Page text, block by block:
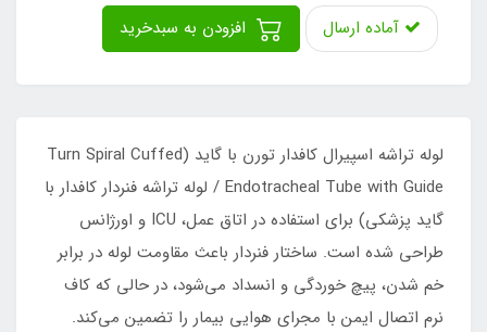
آماده ارسال
لوله تراشه اسپیرال کافدار تورن با گاید (Turn Spiral Cuffed
Endotracheal Tube with Guide / لوله تراشه فنردار کافدار با
گاید پزشکی) برای استفاده در اتاق عمل، ICU و اورژانس
طراحی شده است. ساختار فنردار باعث مقاومت لوله در برابر
خم شدن، پیچ خوردگی و انسداد می‌شود، در حالی که کاف
نرم اتصال ایمن با مجرای هوایی بیمار را تضمین می‌کند.